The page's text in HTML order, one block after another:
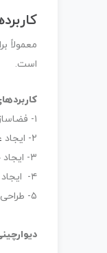
معمولاً
است.
۱- فضاسازی و خلق فضاهای نوین
۲- ایجاد
۳- ایجاد حریم خصوصی
۴- ایجاد فضا برای کار گذاشتن تاسیسات شامل
۵- طراحی داخلی فضای ساختمان شامل